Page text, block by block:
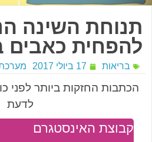
תנוחת השינה
להפחית כאבים
בריאות 17 ביולי 2017
הכתבות החזקות ביותר לפני
לדעת
קבוצת האינסטגרם